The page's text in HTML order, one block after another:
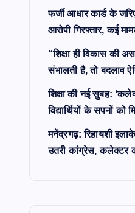
फर्जी आधार कार्ड के
आरोपी गिरफ्तार, कई
“शिक्षा ही विकास की
संभालती है, तो बदलाव
शिक्षा की नई सुबह:
विद्यार्थियों के सपनों को
मनेंद्रगढ़: रिहायशी
उतरी कांग्रेस, कलेक्टर